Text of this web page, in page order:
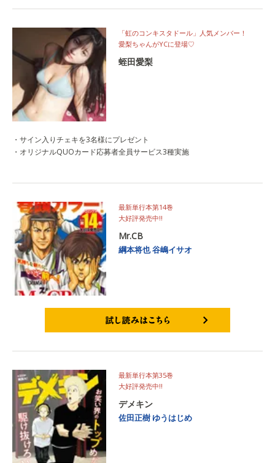
「虹のコンキスタドール」人気メンバー！
愛梨ちゃんがYCに登場♡
蛭田愛梨
・サイン入りチェキを3名様にプレゼント
・オリジナルQUOカード応募者全員サービス3種実施
最新単行本第14巻
大好評発売中‼
Mr.CB
綱本将也谷嶋イサオ
最新単行本第35巻
大好評発売中‼
デメキン
佐田正樹ゆうはじめ